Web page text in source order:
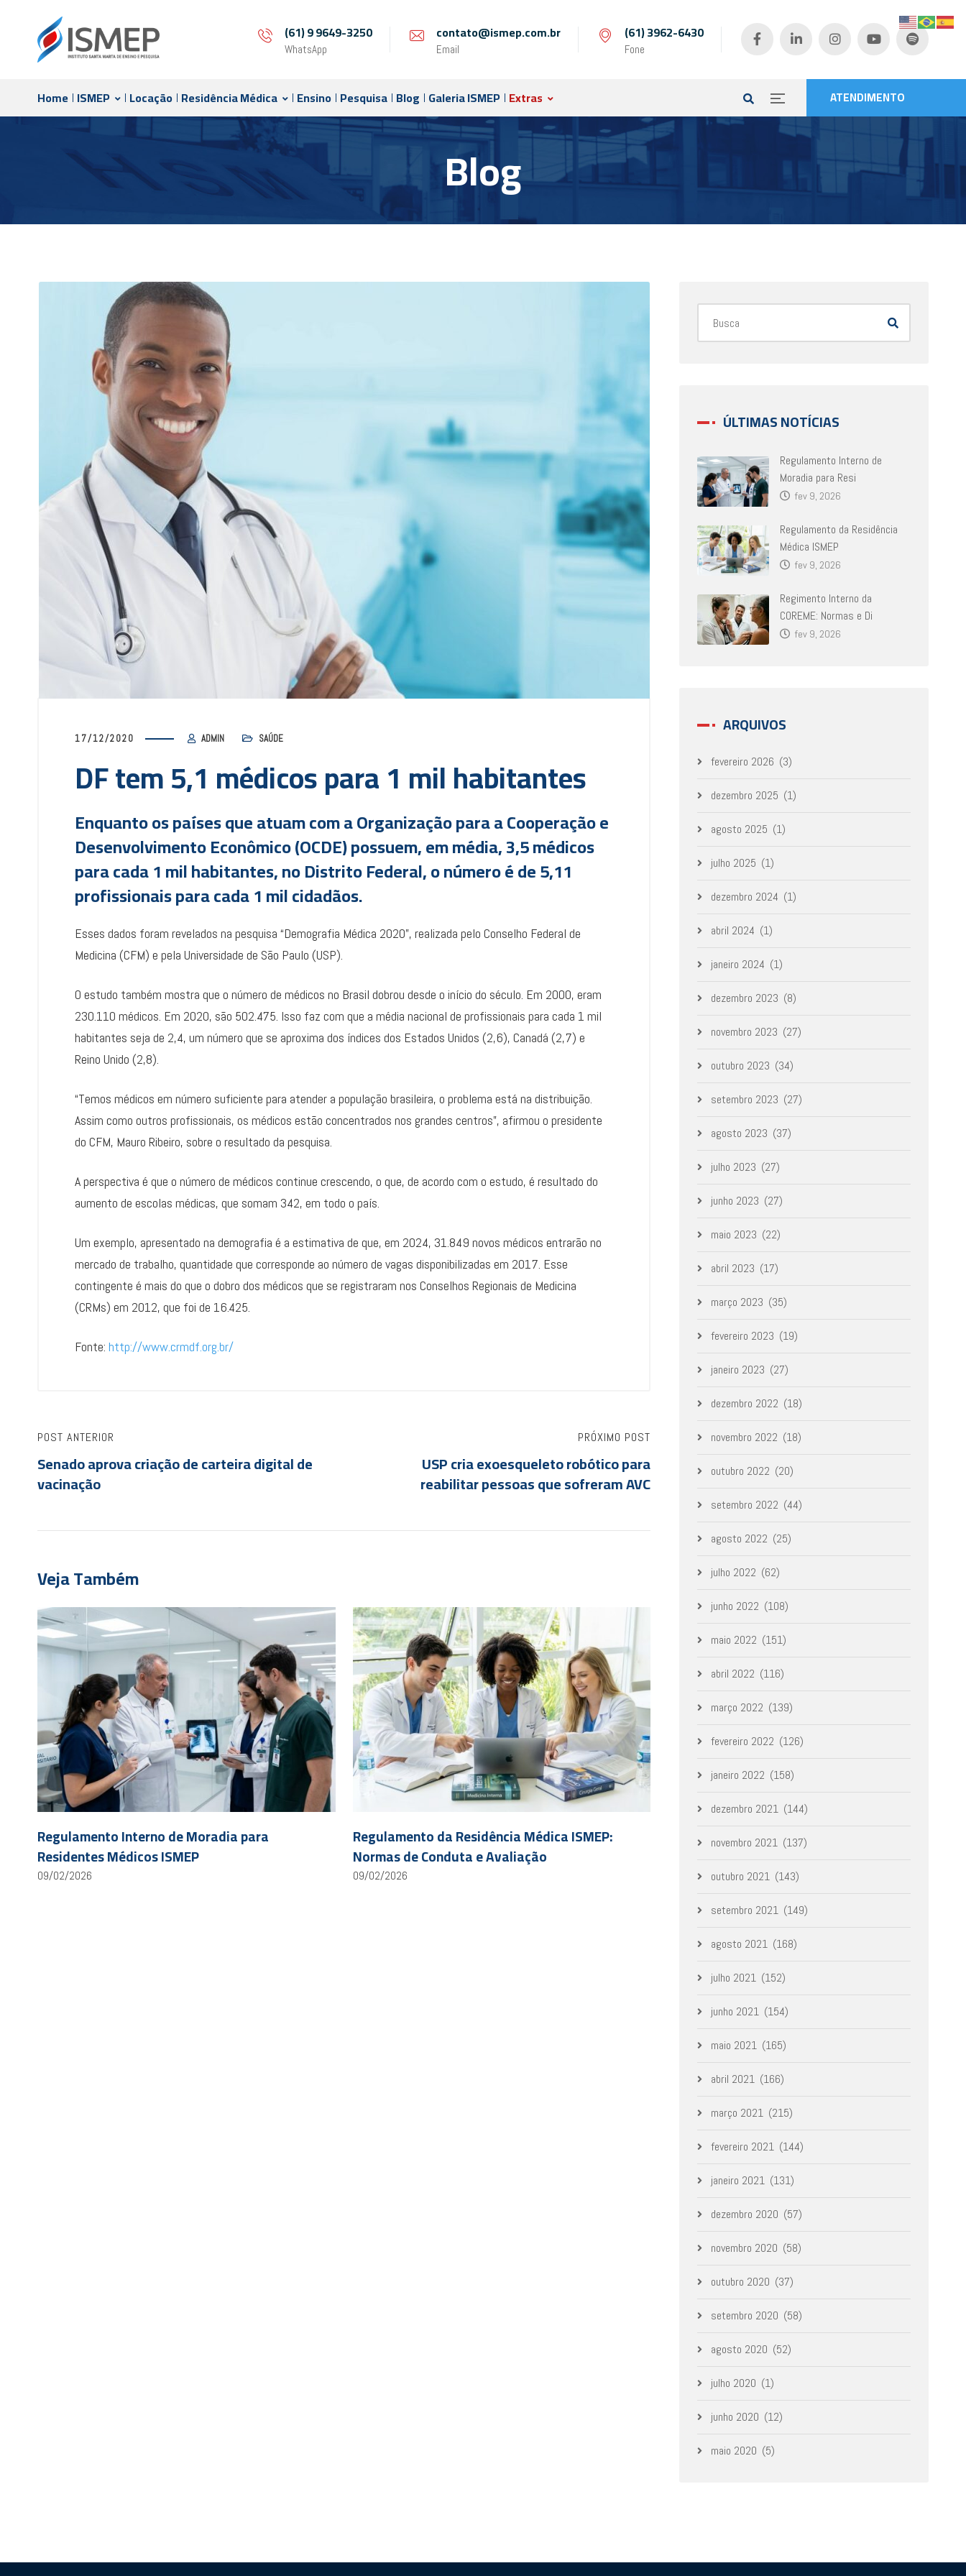
(61) 9 9649-3250
WhatsApp
contato@ismep.com.br
Email
(61) 3962-6430
Fone
ATENDIMENTO
Home ISMEP Locação Residência Médica Ensino Pesquisa Blog Galeria ISMEP Extras
Blog
17/12/2020 ADMIN SAÚDE
DF tem 5,1 médicos para 1 mil habitantes
Enquanto os países que atuam com a Organização para a Cooperação e
Desenvolvimento Econômico (OCDE) possuem, em média, 3,5 médicos
para cada 1 mil habitantes, no Distrito Federal, o número é de 5,11
profissionais para cada 1 mil cidadãos.
Esses dados foram revelados na pesquisa “Demografia Médica 2020”, realizada pelo Conselho Federal de
Medicina (CFM) e pela Universidade de São Paulo (USP).
O estudo também mostra que o número de médicos no Brasil dobrou desde o início do século. Em 2000, eram
230.110 médicos. Em 2020, são 502.475. Isso faz com que a média nacional de profissionais para cada 1 mil
habitantes seja de 2,4, um número que se aproxima dos índices dos Estados Unidos (2,6), Canadá (2,7) e
Reino Unido (2,8).
“Temos médicos em número suficiente para atender a população brasileira, o problema está na distribuição.
Assim como outros profissionais, os médicos estão concentrados nos grandes centros”, afirmou o presidente
do CFM, Mauro Ribeiro, sobre o resultado da pesquisa.
A perspectiva é que o número de médicos continue crescendo, o que, de acordo com o estudo, é resultado do
aumento de escolas médicas, que somam 342, em todo o país.
Um exemplo, apresentado na demografia é a estimativa de que, em 2024, 31.849 novos médicos entrarão no
mercado de trabalho, quantidade que corresponde ao número de vagas disponibilizadas em 2017. Esse
contingente é mais do que o dobro dos médicos que se registraram nos Conselhos Regionais de Medicina
(CRMs) em 2012, que foi de 16.425.
Fonte: http://www.crmdf.org.br/
POST ANTERIOR
Senado aprova criação de carteira digital de
vacinação
PRÓXIMO POST
USP cria exoesqueleto robótico para
reabilitar pessoas que sofreram AVC
Veja Também
Regulamento Interno de Moradia para
Residentes Médicos ISMEP
09/02/2026
Regulamento da Residência Médica ISMEP:
Normas de Conduta e Avaliação
09/02/2026
ÚLTIMAS NOTÍCIAS
Regulamento Interno de
Moradia para Resi
fev 9, 2026
Regulamento da Residência
Médica ISMEP
fev 9, 2026
Regimento Interno da
COREME: Normas e Di
fev 9, 2026
ARQUIVOS
fevereiro 2026 (3)
dezembro 2025 (1)
agosto 2025 (1)
julho 2025 (1)
dezembro 2024 (1)
abril 2024 (1)
janeiro 2024 (1)
dezembro 2023 (8)
novembro 2023 (27)
outubro 2023 (34)
setembro 2023 (27)
agosto 2023 (37)
julho 2023 (27)
junho 2023 (27)
maio 2023 (22)
abril 2023 (17)
março 2023 (35)
fevereiro 2023 (19)
janeiro 2023 (27)
dezembro 2022 (18)
novembro 2022 (18)
outubro 2022 (20)
setembro 2022 (44)
agosto 2022 (25)
julho 2022 (62)
junho 2022 (108)
maio 2022 (151)
abril 2022 (116)
março 2022 (139)
fevereiro 2022 (126)
janeiro 2022 (158)
dezembro 2021 (144)
novembro 2021 (137)
outubro 2021 (143)
setembro 2021 (149)
agosto 2021 (168)
julho 2021 (152)
junho 2021 (154)
maio 2021 (165)
abril 2021 (166)
março 2021 (215)
fevereiro 2021 (144)
janeiro 2021 (131)
dezembro 2020 (57)
novembro 2020 (58)
outubro 2020 (37)
setembro 2020 (58)
agosto 2020 (52)
julho 2020 (1)
junho 2020 (12)
maio 2020 (5)